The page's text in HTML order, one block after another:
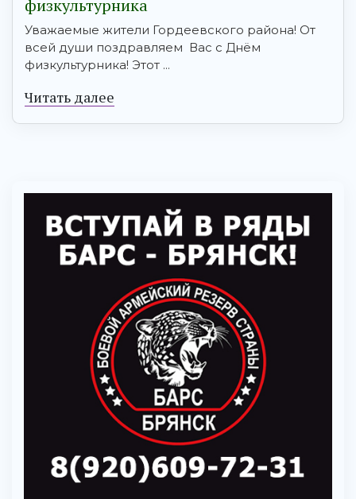
физкультурника
Уважаемые жители Гордеевского района! От
всей души поздравляем Вас с Днём
физкультурника! Этот ...
Читать далее